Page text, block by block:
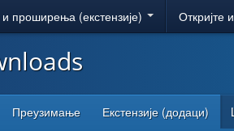
проширења (екстензије) Откријте
Преузимање Екстензије (додаци)